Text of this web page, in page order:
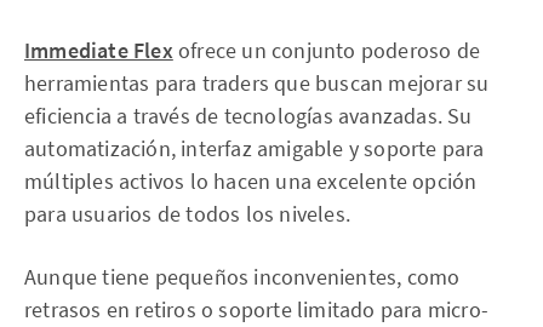
Immediate Flexofrece un conjunto poderoso de
herramientas para traders que buscan mejorar su
eficiencia a través de tecnologías avanzadas. Su
automatización, interfaz amigable y soporte para
múltiples activos lo hacen una excelente opción
para usuarios de todos los niveles.
Aunque tiene pequeños inconvenientes, como
retrasos en retiros o soporte limitado para micro-